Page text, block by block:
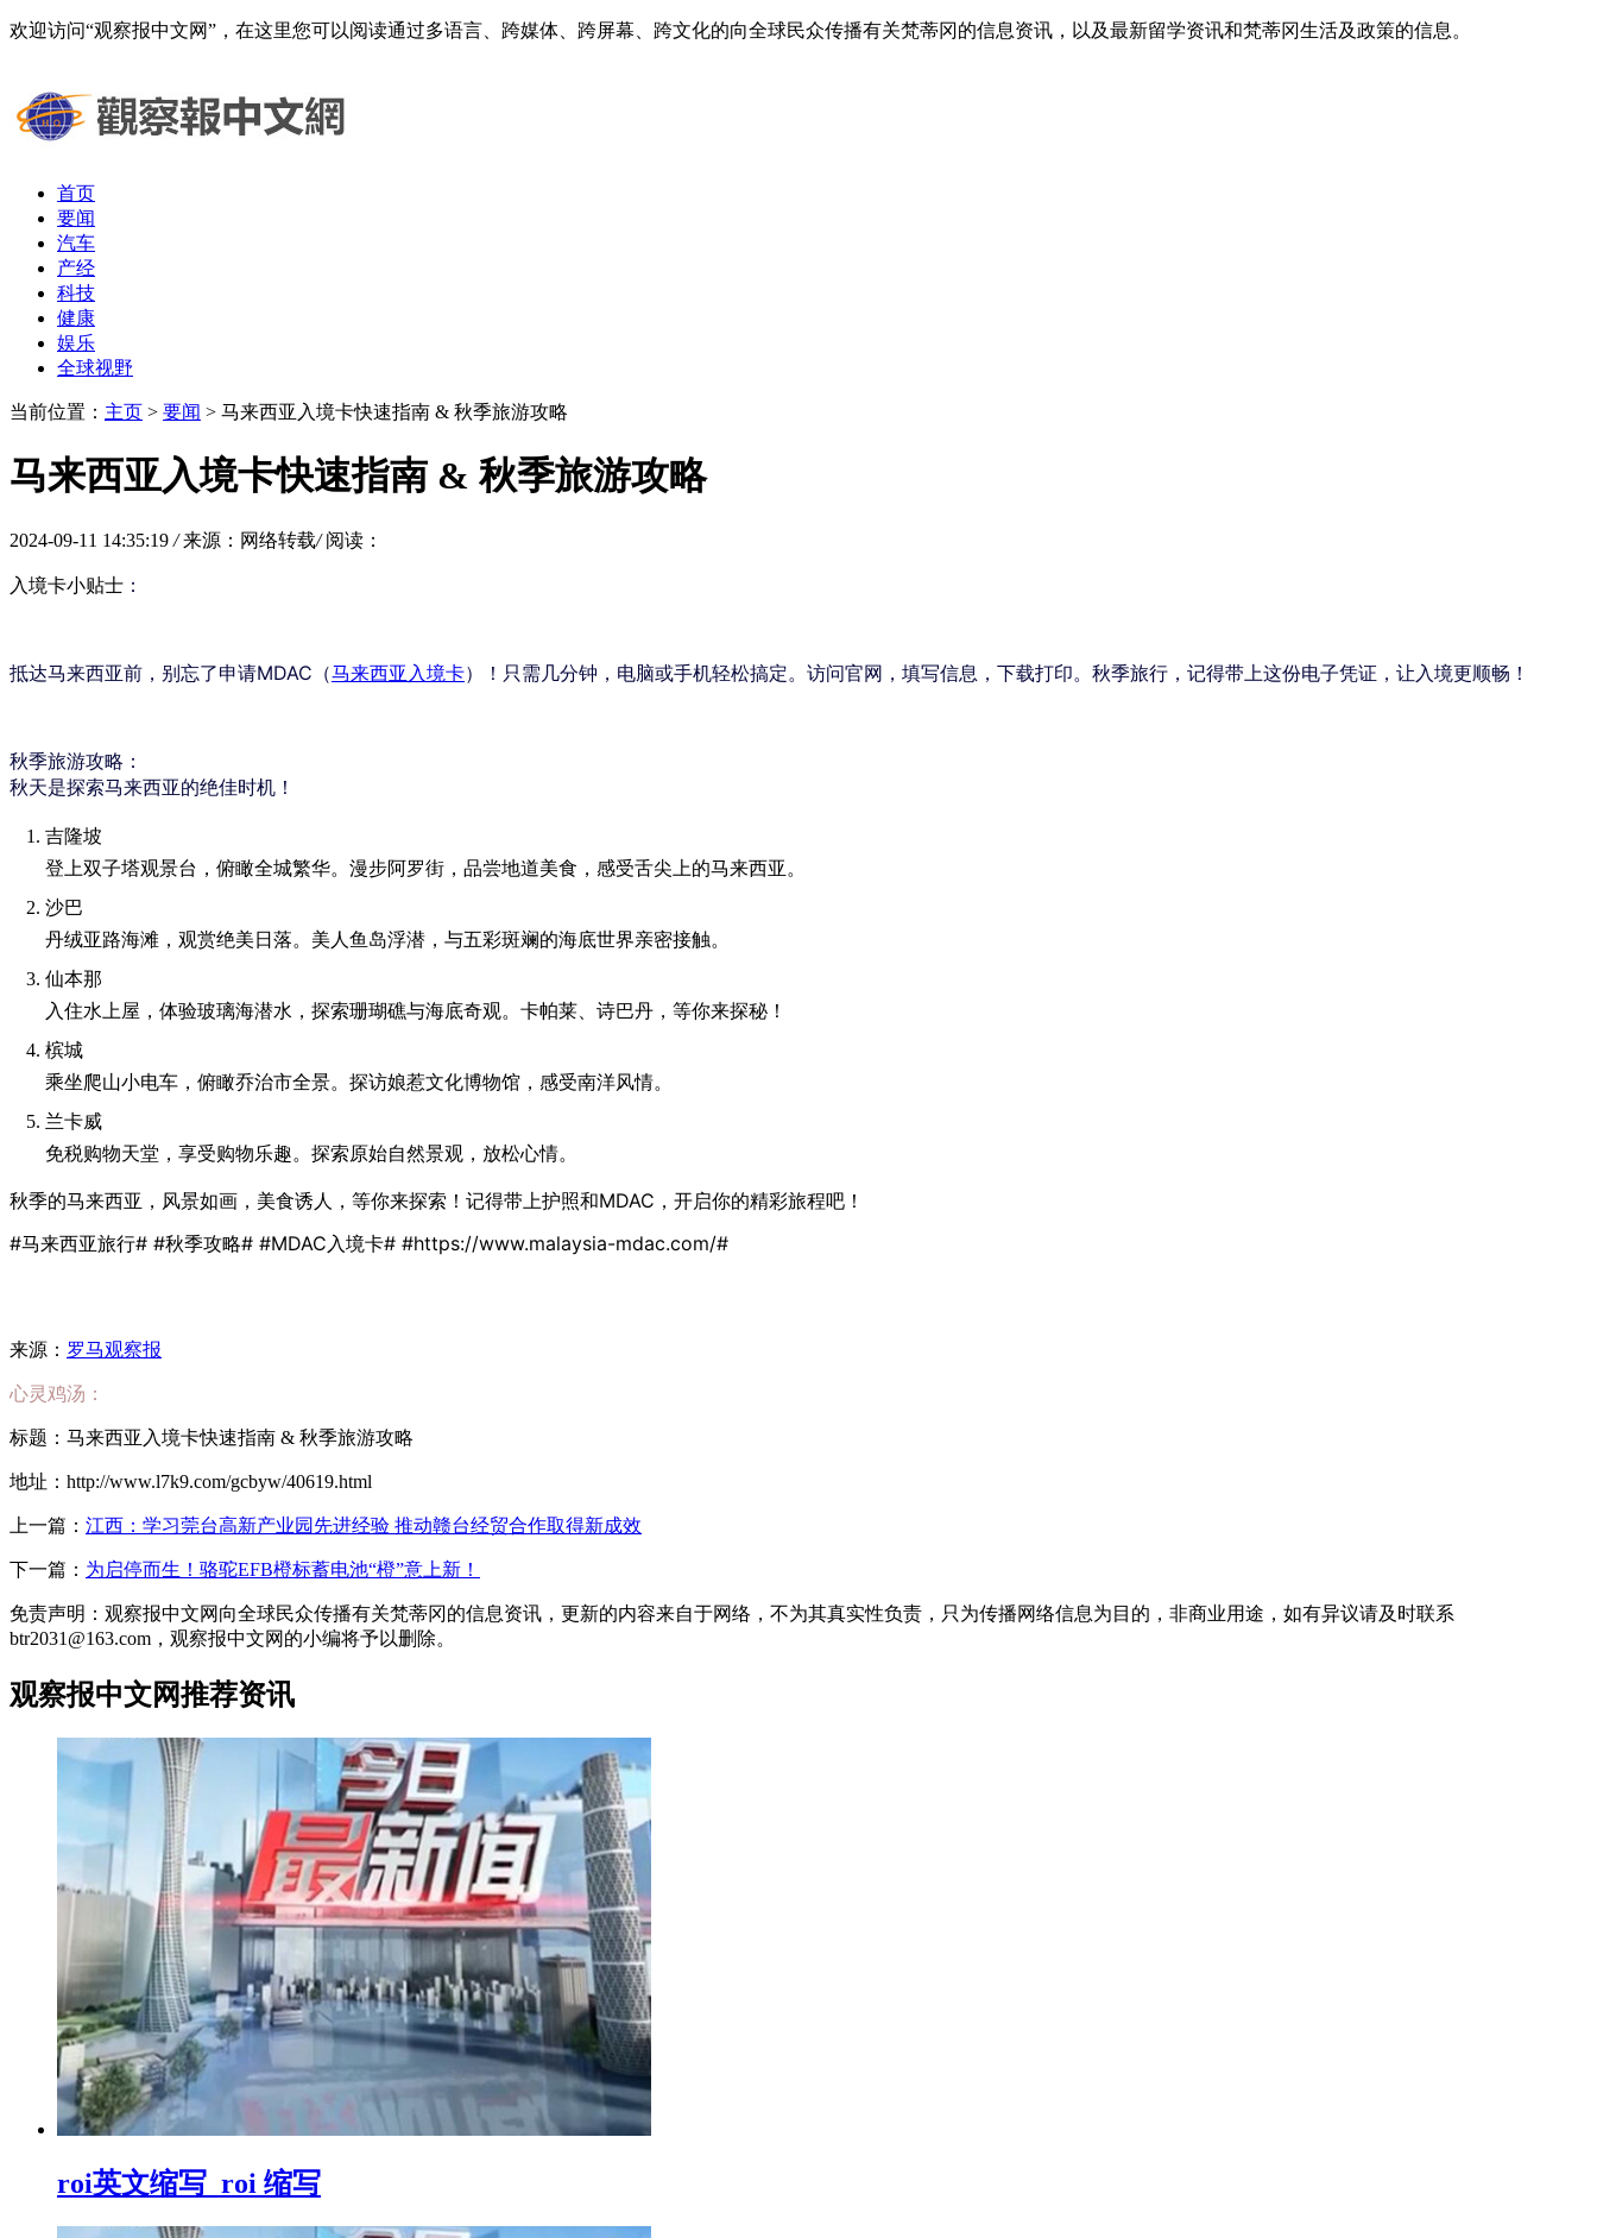
欢迎访问“观察报中文网”，在这里您可以阅读通过多语言、跨媒体、跨屏幕、跨文化的向全球民众传播有关梵蒂冈的信息资讯，以及最新留学资讯和梵蒂冈生活及政策的信息。
首页
要闻
汽车
产经
科技
健康
娱乐
全球视野
当前位置： 主页 > 要闻 > 马来西亚入境卡快速指南 & 秋季旅游攻略
马来西亚入境卡快速指南 & 秋季旅游攻略
2024-09-11 14:35:19 / 来源：网络转载/ 阅读：
入境卡小贴士 ：
抵达马来西亚前，别忘了申请MDAC（马来西亚入境卡）！只需几分钟，电脑或手机轻松搞定。访问官网 ，填写信息，下载打印。秋季旅行，记得带上这份电子凭证，让入境更顺畅！
秋季旅游攻略 ：
秋天是探索马来西亚的绝佳时机！
吉隆坡
登上双子塔观景台，俯瞰全城繁华。漫步阿罗街，品尝地道美食，感受舌尖上的马来西亚。
沙巴
丹绒亚路海滩，观赏绝美日落。美人鱼岛浮潜，与五彩斑斓的海底世界亲密接触。
仙本那
入住水上屋，体验玻璃海潜水，探索珊瑚礁与海底奇观。卡帕莱、诗巴丹，等你来探秘！
槟城
乘坐爬山小电车，俯瞰乔治市全景。探访娘惹文化博物馆，感受南洋风情。
兰卡威
免税购物天堂，享受购物乐趣。探索原始自然景观，放松心情。
秋季的马来西亚，风景如画，美食诱人，等你来探索！记得带上护照和MDAC，开启你的精彩旅程吧！
#马来西亚旅行# #秋季攻略# #MDAC入境卡# #https://www.malaysia-mdac.com/#
来源： 罗马观察报
心灵鸡汤：
标题：马来西亚入境卡快速指南 & 秋季旅游攻略
地址：http://www.l7k9.com/gcbyw/40619.html
上一篇： 江西：学习莞台高新产业园先进经验 推动赣台经贸合作取得新成效
下一篇： 为启停而生！骆驼EFB橙标蓄电池“橙”意上新！
免责声明：观察报中文网向全球民众传播有关梵蒂冈的信息资讯，更新的内容来自于网络，不为其真实性负责，只为传播网络信息为目的，非商业用途，如有异议请及时联系
btr2031@163.com，观察报中文网的小编将予以删除。
观察报中文网推荐资讯
roi英文缩写_roi 缩写